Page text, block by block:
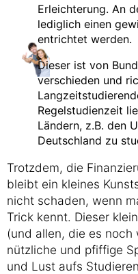
Erleichterung. An
lediglich einen
entrichtet werden.
Dieser ist von
verschieden und
Regelstudienzeit
Ländern, z.B. den
Deutschland zu
Trotzdem, die
bleibt ein kleines
nicht schaden, wenn
Trick kennt. Dieser
(und allen, die es
nützliche und pfiffige
und Lust aufs